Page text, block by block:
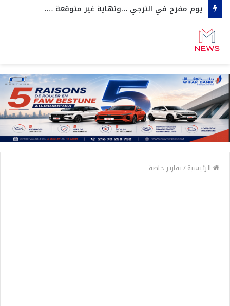
يوم مفرح في الترجي …ونهاية غير متوقعة ….
الرئيسية/تقارير خاصة